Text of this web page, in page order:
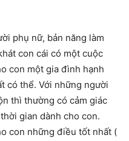
phụ nữ, bản năng làm
con cái có một cuộc
con một gia đình hạnh
có thể. Với những người
thì thường có cảm giác
gian dành cho con.
con những điều tốt nhất (